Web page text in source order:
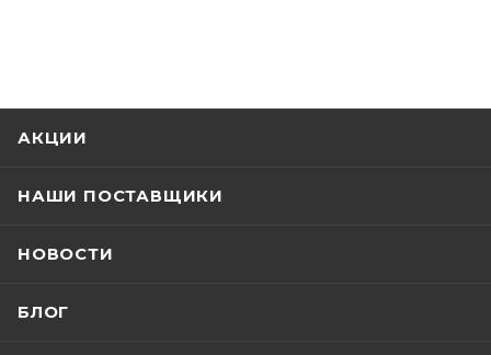
АКЦИИ
НАШИ ПОСТАВЩИКИ
НОВОСТИ
БЛОГ